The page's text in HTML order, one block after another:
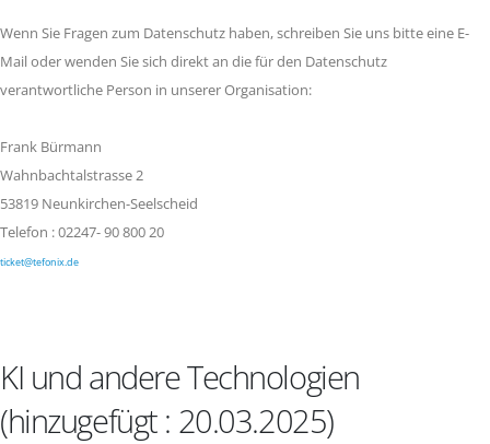
Wenn Sie Fragen zum Datenschutz haben, schreiben Sie uns bitte eine E-
Mail oder wenden Sie sich direkt an die für den Datenschutz
verantwortliche Person in unserer Organisation:
Frank Bürmann
Wahnbachtalstrasse 2
53819 Neunkirchen-Seelscheid
Telefon : 02247- 90 800 20
ticket@tefonix.de
KI und andere Technologien
(hinzugefügt : 20.03.2025)